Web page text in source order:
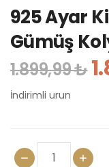
925 Ayar
Gümüş
1.899,99 ₺
İndirimli urun